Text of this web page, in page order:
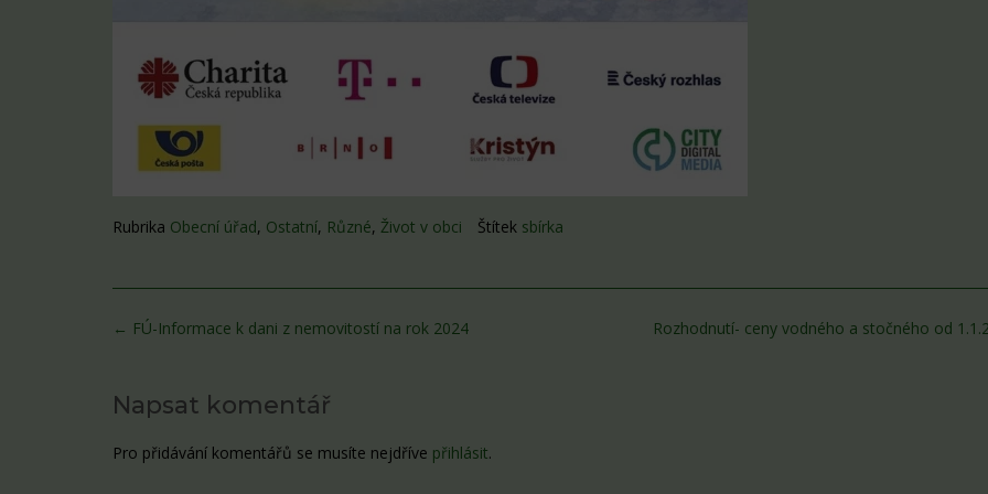
Rubrika Obecní úřad, Ostatní, Různé, Život v obci Štítek sbírka
Post
Rozhodnutí- ceny vodného a stočného od
← FÚ-Informace k dani z nemovitostí na rok 2024
Napsat komentář
Pro přidávání komentářů se musíte nejdříve přihlásit.